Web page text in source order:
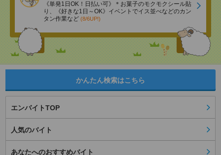
《単発1日OK！日払い可》＊お菓子のモクモクシール貼
り、《好きな1日～OK》イベントでイス並べなどのカン
タン作業など (8/6UP!)
かんたん検索はこちら
エンバイトTOP
人気のバイト
あなたへのおすすめバイト